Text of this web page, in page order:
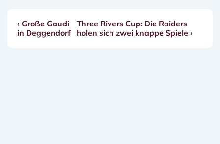
Beitragsnavigation
Vorheriger
Beitrag
‹ Große Gaudi
in Deggendorf
Nächster
Beitrag
Three Rivers Cup: Die Raiders
holen sich zwei knappe Spiele ›